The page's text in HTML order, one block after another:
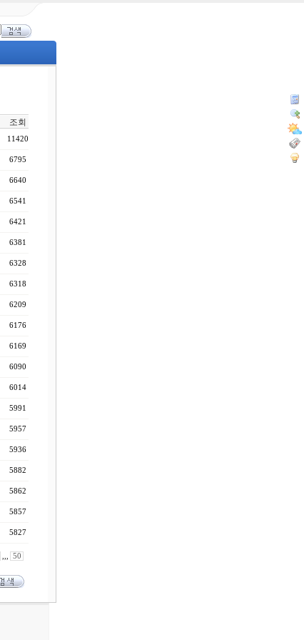
조회
11420
6795
6640
6541
6421
6381
6328
6318
6209
6176
6169
6090
6014
5991
5957
5936
5882
5862
5857
5827
,,, 50